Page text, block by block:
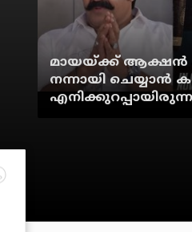
മായയ്ക്ക് ആക്ഷന്‍
നന്നായി ചെയ്യാന്‍